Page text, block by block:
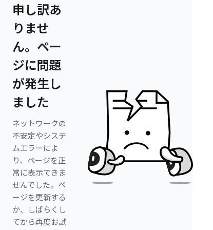
申し訳あ
りませ
ん。ペー
ジに問題
が発生し
ました
ネットワークの
不安定やシステ
ムエラーによ
り、ページを正
常に表示できま
せんでした。ペ
ージを更新する
か、しばらくし
てから再度お試